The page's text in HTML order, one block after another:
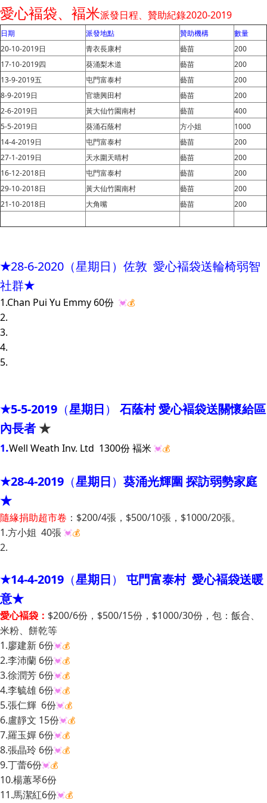
愛心褔袋、褔米派發日程、贊助紀錄2020-2019
日期 派發地點 贊助機構
數量
20-10-2019日
青衣長康村 藝苗
200
17-10-2019四
葵涌梨木道 藝苗
200
13-9-2019五
屯門富泰村 藝苗
200
8-9-2019日
官塘興田村 藝苗
200
2-6-2019日
黃大仙竹園南村 藝苗
400
5-5-2019日
葵涌石蔭村 方小姐
1000
14-4-2019日
屯門富泰村 藝苗
200
27-1-2019日
天水圍天晴村 藝苗
200
16-12-2018日
屯門富泰村 藝苗
200
29-10-2018日
黃大仙竹園南村 藝苗
200
21-10-2018日
大角嘴 藝苗 200
★28-6-2020（星期日）佐敦 愛心褔袋送輪椅弱智
社群★
1.Chan Pui Yu Emmy 60份 💓💰
2.
3.
4.
5.
★5-5-2019 （星期日） 石蔭村 愛心褔袋送關懷給區
內長者★
1.Well Weath Inv. Ltd 1300份 褔米 💓💰
★28-4-2019 （星期日） 葵涌光輝圍 探訪弱勢家庭
★
隨緣捐助超市卷 ：$200/4張，$500/10張，$1000/20張。
1.方小姐 40張 💓💰
2.
★14-4-2019 （星期日）
屯門富泰村 愛心褔袋送暖
意★
愛心褔袋： $200/6份 ， $500/15份，$1000/30份 ， 包：飯合、
米粉、餅乾等
1.廖建新 6份💓💰
2.李沛蘭 6份💓💰
3.徐潤芳 6份💓💰
4.李毓雄 6份💓💰
5.張仁輝 6份💓💰
6.盧靜文 15份💓💰
7.羅玉嬋 6份💓💰
8.張晶玲 6份💓💰
9.丁蕾6份💓💰
10.楊蕙琴6份
11.馬潔紅6份💓💰